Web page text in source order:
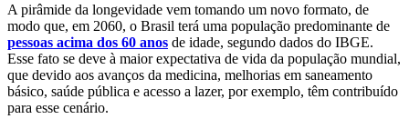
A pirâmide da longevidade vem tomando um novo formato, de
modo que, em 2060, o Brasil terá uma população predominante de
pessoas acima dos 60 anos de idade, segundo dados do IBGE.
Esse fato se deve à maior expectativa de vida da população mundial,
que devido aos avanços da medicina, melhorias em saneamento
básico, saúde pública e acesso a lazer, por exemplo, têm contribuído
para esse cenário.